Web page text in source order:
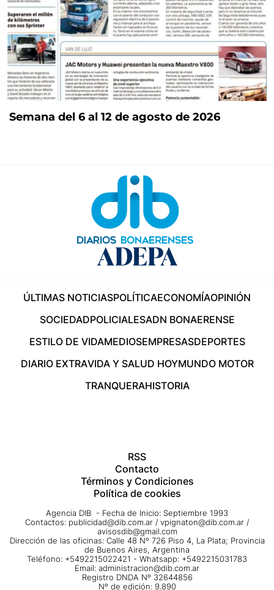
Semana del 6 al 12 de agosto de 2026
ÚLTIMAS NOTICIASPOLÍTICAECONOMÍAOPINIÓN
SOCIEDADPOLICIALESADN BONAERENSE
ESTILO DE VIDAMEDIOSEMPRESASDEPORTES
DIARIO EXTRAVIDA Y SALUD HOYMUNDO MOTOR
TRANQUERAHISTORIA
RSS
Contacto
Términos y Condiciones
Política de cookies
Agencia DIB - Fecha de Inicio: Septiembre 1993
Contactos: publicidad@dib.com.ar / vpignaton@dib.com.ar /
avisosdib@gmail.com
Dirección de las oficinas: Calle 48 Nº 726 Piso 4, La Plata; Provincia
de Buenos Aires, Argentina
Teléfono: +5492215022421 - Whatsapp: +5492215031783
Email: administracion@dib.com.ar
Registro DNDA Nº 32644856
Nº de edición: 9.890